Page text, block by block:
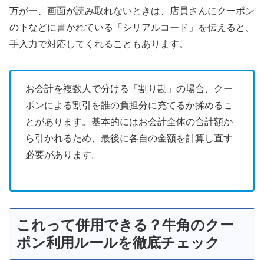
万が一、画面が読み取れないときは、店員さんにクーポン
の下などに書かれている「シリアルコード」を伝えると、
手入力で対応してくれることもあります。
お会計を複数人で分ける「割り勘」の場合、クー
ポンによる割引を誰の負担分に充てるか揉めるこ
とがあります。基本的にはお会計全体の合計額か
ら引かれるため、最後に各自の金額を計算し直す
必要があります。
これって併用できる？牛角のクー
ポン利用ルールを徹底チェック